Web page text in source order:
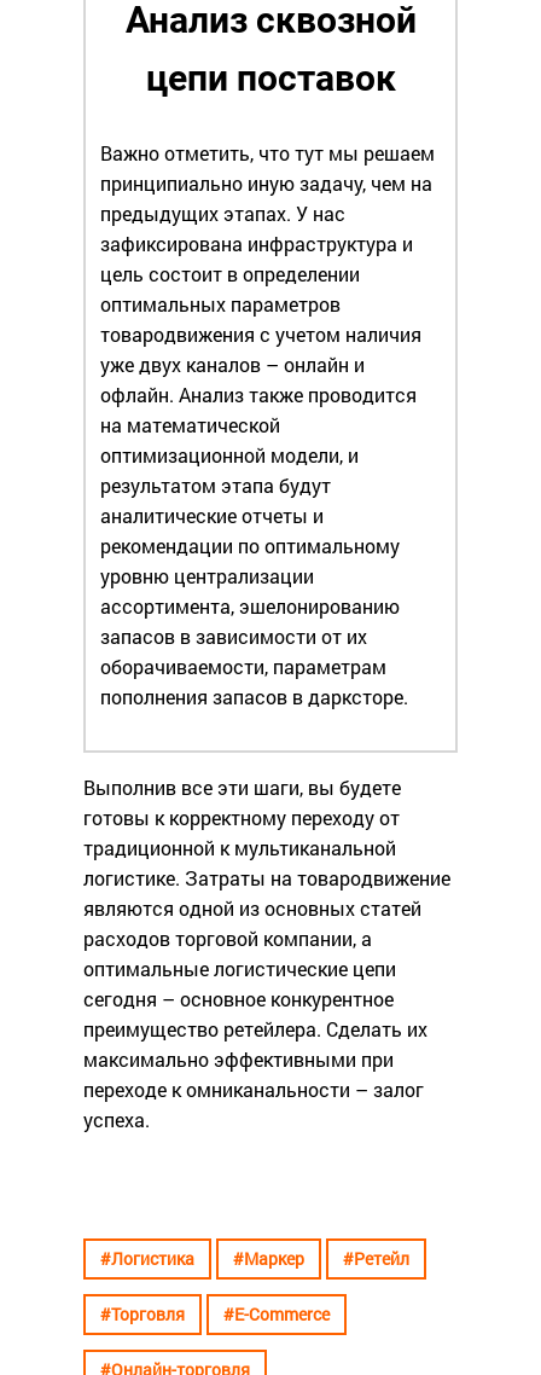
Анализ сквозной
цепи поставок
Важно отметить, что тут мы решаем
принципиально иную задачу, чем на
предыдущих этапах. У нас
зафиксирована инфраструктура и
цель состоит в определении
оптимальных параметров
товародвижения с учетом наличия
уже двух каналов – онлайн и
офлайн. Анализ также проводится
на математической
оптимизационной модели, и
результатом этапа будут
аналитические отчеты и
рекомендации по оптимальному
уровню централизации
ассортимента, эшелонированию
запасов в зависимости от их
оборачиваемости, параметрам
пополнения запасов в дарксторе.
Выполнив все эти шаги, вы будете
готовы к корректному переходу от
традиционной к мультиканальной
логистике. Затраты на товародвижение
являются одной из основных статей
расходов торговой компании, а
оптимальные логистические цепи
сегодня – основное конкурентное
преимущество ретейлера. Сделать их
максимально эффективными при
переходе к омниканальности – залог
успеха.
#Логистика #Маркер #Ретейл
#Торговля #E-Commerce
#Онлайн-торговля